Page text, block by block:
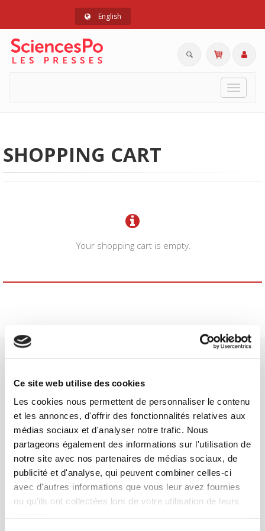
Ce site web utilise des cookies
Les cookies nous permettent de personnaliser le contenu
et les annonces, d'offrir des fonctionnalités relatives aux
médias sociaux et d'analyser notre trafic. Nous
partageons également des informations sur l'utilisation de
notre site avec nos partenaires de médias sociaux, de
publicité et d'analyse, qui peuvent combiner celles-ci
avec d'autres informations que vous leur avez fournies
ou qu'ils ont collectées lors de votre utilisation de leurs
English
Toggle
SHOPPING CART
Your shopping cart is empty.
SCIENCES PO UNIVERSITY PRESS has a threefold role: to publish
original research, to edit reference works for student use, and to
help public and political debate. continue
CONTACTS
FOREIGN RIGHTS